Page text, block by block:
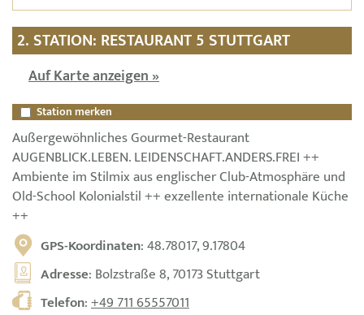
2. STATION: RESTAURANT 5 STUTTGART
Auf Karte anzeigen »
Station merken
Außergewöhnliches Gourmet-Restaurant
AUGENBLICK.LEBEN. LEIDENSCHAFT.ANDERS.FREI ++
Ambiente im Stilmix aus englischer Club-Atmosphäre und
Old-School Kolonialstil ++ exzellente internationale Küche
++
GPS-Koordinaten: 48.78017, 9.17804
Adresse: Bolzstraße 8, 70173 Stuttgart
Telefon:+49 711 65557011